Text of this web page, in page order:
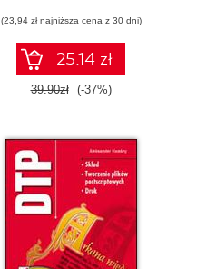
(23,94 zł najniższa cena z 30 dni)
25.14 zł
39.90zł (-37%)